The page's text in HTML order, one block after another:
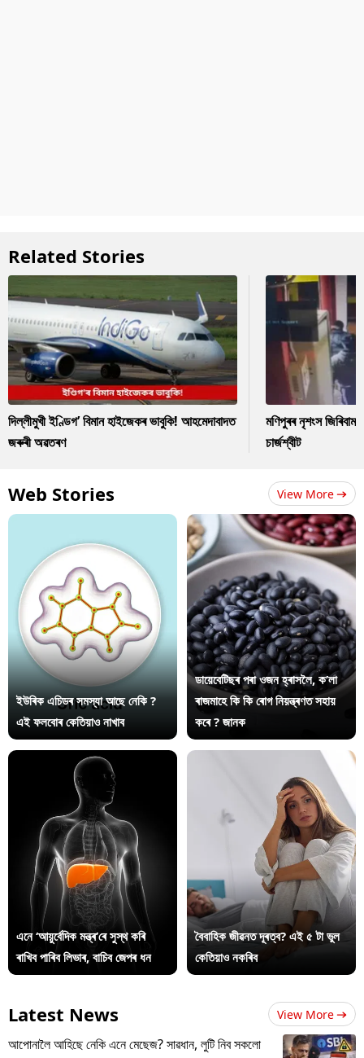
Related Stories
দিল্লীমুখী ইণ্ডিগ’ বিমান হাইজেকৰ ভাবুকি! আহমেদাবাদত
জৰুৰী অৱতৰণ
মণিপুৰৰ নৃশংস জিৰিবাম
চাৰ্জশ্বীট
Web Stories View More
ইউৰিক এচিডৰ সমস্যা আছে নেকি ?
এই ফলবোৰ কেতিয়াও নাখাব
ডায়েবেটিছৰ পৰা ওজন হ্ৰাসলৈ, ক’লা
ৰাজমাহে কি কি ৰোগ নিয়ন্ত্ৰণত সহায়
কৰে ? জানক
এনে ‘আয়ুৰ্বেদিক মন্ত্ৰ’ৰে সুস্থ কৰি
ৰাখিব পাৰিব লিভাৰ, বাচিব জেপৰ ধন
বৈবাহিক জীৱনত দূৰত্ব? এই ৫ টা ভুল
কেতিয়াও নকৰিব
Latest News View More
আপোনালৈ আহিছে নেকি এনে মেছেজ? সাৱধান, লুটি নিব সকলো